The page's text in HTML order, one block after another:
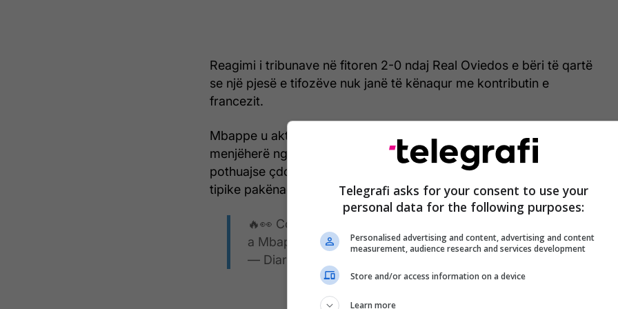
Reagimi i tribunave në fitoren 2-0 ndaj Real Oviedos e bëri të qartë
se një pjesë e tifozëve nuk janë të kënaqur me kontributin e
francezit.
Mbappe u aktivizua në pjesën e dytë si zëvendësues dhe u fishkëllye
menjëherë nga “Santiago Bernabéu”. Ai u përfshi shpejt në lojë, por
pothuajse çdo prekje e topit u shoqërua me fishkëllima – një shenjë
tipike pakënaqësie në futbollin spanjoll.
🔥👀 Con el Bernabéu no se juega: bestial y atronadora pitada
a Mbappé
pic.twitter.com/yEJOXK2hT6
— Diario AS (@diarioas)
Telegrafi asks for your consent to use your
personal data for the following purposes:
Personalised advertising and content, advertising and content
measurement, audience research and services development
Store and/or access information on a device
Learn more